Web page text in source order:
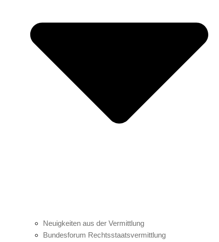
Neuigkeiten aus der Vermittlung
Bundesforum Rechtsstaatsvermittlung